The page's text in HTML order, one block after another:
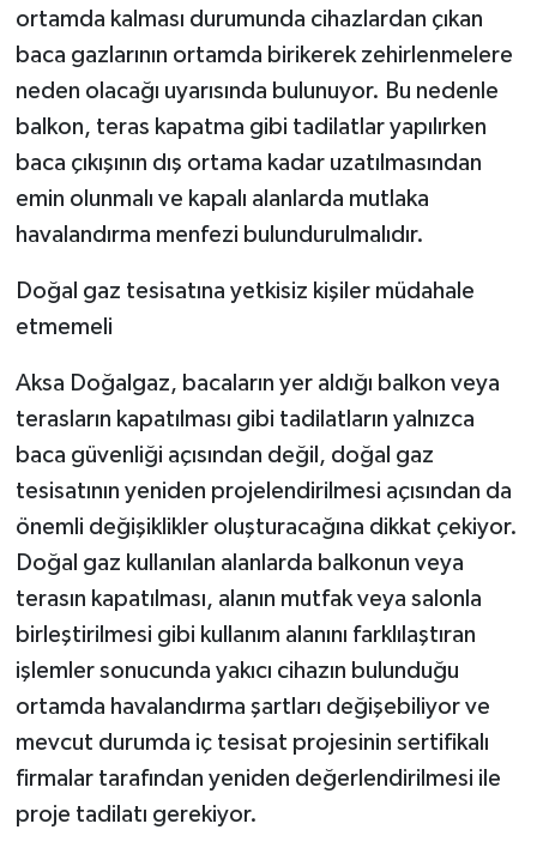
ortamda kalması durumunda cihazlardan çıkan
baca gazlarının ortamda birikerek zehirlenmelere
neden olacağı uyarısında bulunuyor. Bu nedenle
balkon, teras kapatma gibi tadilatlar yapılırken
baca çıkışının dış ortama kadar uzatılmasından
emin olunmalı ve kapalı alanlarda mutlaka
havalandırma menfezi bulundurulmalıdır.
Doğal gaz tesisatına yetkisiz kişiler müdahale
etmemeli
Aksa Doğalgaz, bacaların yer aldığı balkon veya
terasların kapatılması gibi tadilatların yalnızca
baca güvenliği açısından değil, doğal gaz
tesisatının yeniden projelendirilmesi açısından da
önemli değişiklikler oluşturacağına dikkat çekiyor.
Doğal gaz kullanılan alanlarda balkonun veya
terasın kapatılması, alanın mutfak veya salonla
birleştirilmesi gibi kullanım alanını farklılaştıran
işlemler sonucunda yakıcı cihazın bulunduğu
ortamda havalandırma şartları değişebiliyor ve
mevcut durumda iç tesisat projesinin sertifikalı
firmalar tarafından yeniden değerlendirilmesi ile
proje tadilatı gerekiyor.